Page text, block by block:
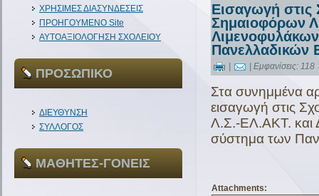
ΧΡΗΣΙΜΕΣ ΔΙΑΣΥΝΔΕΣΕΙΣ
ΠΡΟΗΓΟΥΜΕΝΟ Site
ΑΥΤΟΑΞΙΟΛΟΓΗΣΗ ΣΧΟΛΕΙΟΥ
ΠΡΟΣΩΠΙΚΟ
ΔΙΕΥΘΥΝΣΗ
ΣΥΛΛΟΓΟΣ
ΜΑΘΗΤΕΣ-ΓΟΝΕΙΣ
Εισαγωγή στις
Σημαιοφόρων
Πανελλαδικών
| Εμφανίσεις: 118
Στα συνημμένα
εισαγωγή στις
Λ.Σ.-ΕΛ.ΑΚΤ. και
σύστημα των
Attachments: